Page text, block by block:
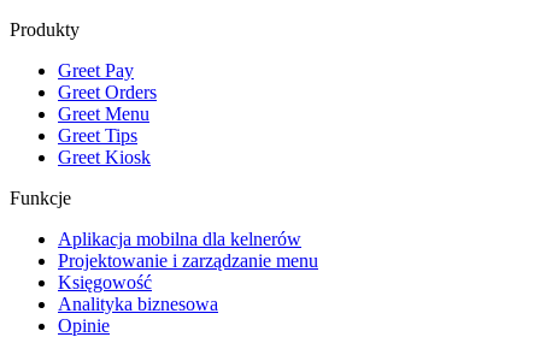
Produkty
Greet Pay
Greet Orders
Greet Menu
Greet Tips
Greet Kiosk
Funkcje
Aplikacja mobilna dla kelnerów
Projektowanie i zarządzanie menu
Księgowość
Analityka biznesowa
Opinie